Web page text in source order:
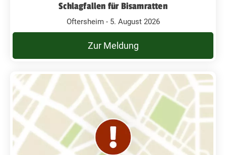
Schlagfallen für Bisamratten
Oftersheim - 5. August 2026
Zur Meldung